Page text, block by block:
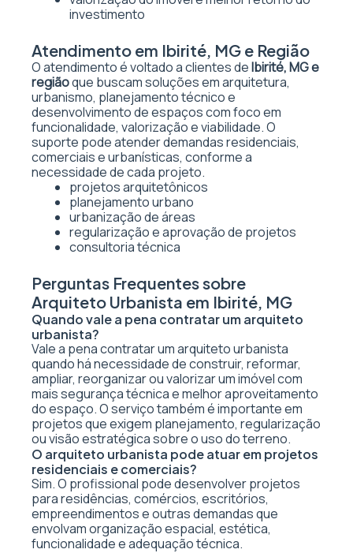
investimento
Atendimento em Ibirité, MG e Região
O atendimento é voltado a clientes deIbirité, MG e
regiãoque buscam soluções em arquitetura,
urbanismo, planejamento técnico e
desenvolvimento de espaços com foco em
funcionalidade, valorização e viabilidade. O
suporte pode atender demandas residenciais,
comerciais e urbanísticas, conforme a
necessidade de cada projeto.
projetos arquitetônicos
planejamento urbano
urbanização de áreas
regularização e aprovação de projetos
consultoria técnica
Perguntas Frequentes sobre
Arquiteto Urbanista em Ibirité, MG
Quando vale a pena contratar um arquiteto
urbanista?
Vale a pena contratar um arquiteto urbanista
quando há necessidade de construir, reformar,
ampliar, reorganizar ou valorizar um imóvel com
mais segurança técnica e melhor aproveitamento
do espaço. O serviço também é importante em
projetos que exigem planejamento, regularização
ou visão estratégica sobre o uso do terreno.
O arquiteto urbanista pode atuar em projetos
residenciais e comerciais?
Sim. O profissional pode desenvolver projetos
para residências, comércios, escritórios,
empreendimentos e outras demandas que
envolvam organização espacial, estética,
funcionalidade e adequação técnica.